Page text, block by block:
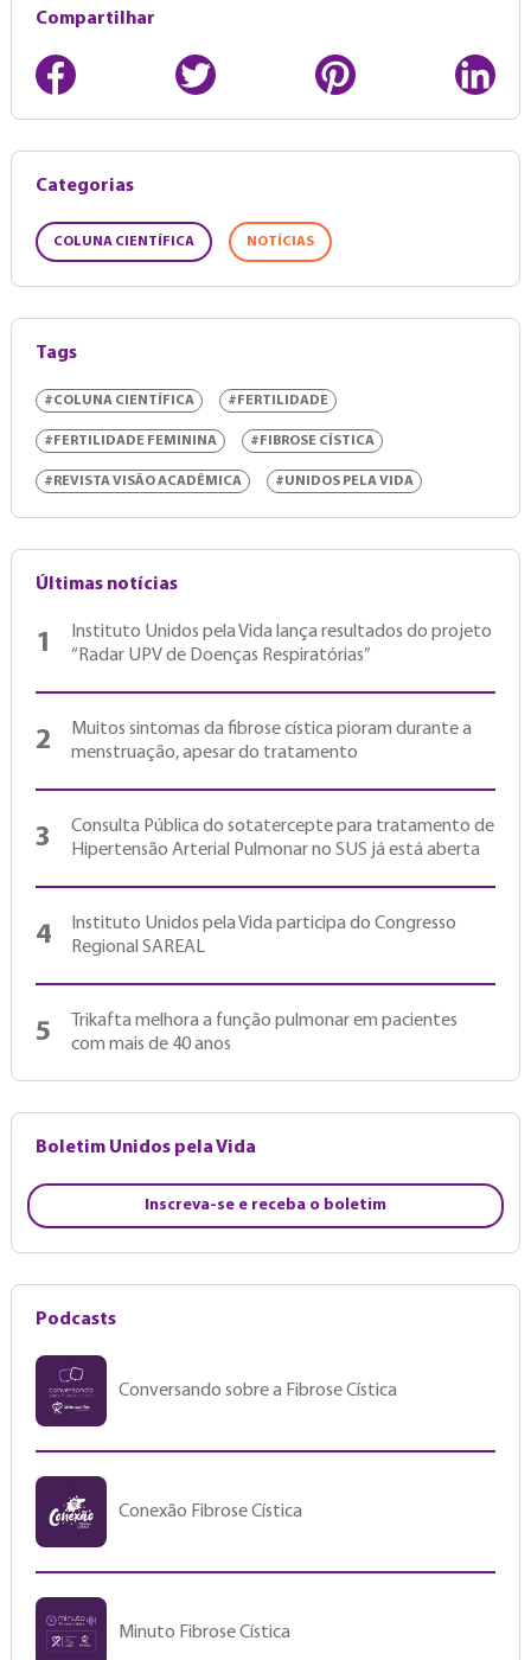
Compartilhar
Categorias
COLUNA CIENTÍFICA NOTÍCIAS
Tags
#COLUNA CIENTÍFICA #FERTILIDADE
#FERTILIDADE FEMININA #FIBROSE CÍSTICA
#REVISTA VISÃO ACADÊMICA #UNIDOS PELA VIDA
Últimas notícias
1
Instituto Unidos pela Vida lança resultados do projeto
“Radar UPV de Doenças Respiratórias”
2
Muitos sintomas da fibrose cística pioram durante a
menstruação, apesar do tratamento
3
Consulta Pública do sotatercepte para tratamento de
Hipertensão Arterial Pulmonar no SUS já está aberta
4
Instituto Unidos pela Vida participa do Congresso
Regional SAREAL
5
Trikafta melhora a função pulmonar em pacientes
com mais de 40 anos
Boletim Unidos pela Vida
Inscreva-se e receba o boletim
Podcasts
Conversando sobre a Fibrose Cística
Conexão Fibrose Cística
Minuto Fibrose Cística